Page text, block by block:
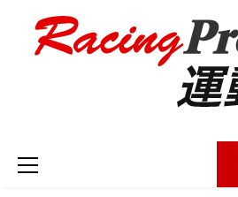
content
Primary
Menu